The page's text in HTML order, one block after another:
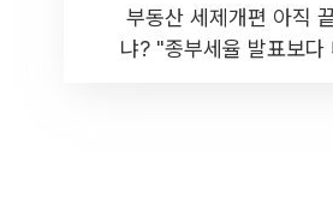
부동산 세제개편 아직
냐? "종부세율 발표보다